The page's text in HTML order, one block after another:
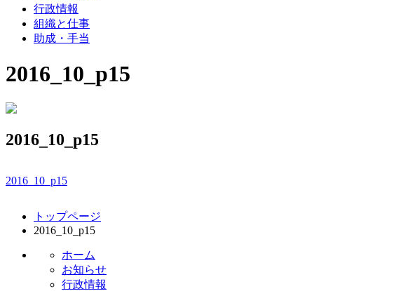
行政情報
組織と仕事
助成・手当
2016_10_p15
2016_10_p15
2016_10_p15
トップページ
2016_10_p15
ホーム
お知らせ
行政情報